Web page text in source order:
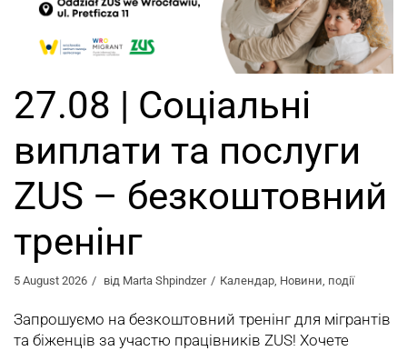
27.08 | Соціальні
виплати та послуги
ZUS – безкоштовний
тренінг
5 August 2026 від Marta Shpindzer Календар, Новини, події
Запрошуємо на безкоштовний тренінг для мігрантів
та біженців за участю працівників ZUS! Хочете